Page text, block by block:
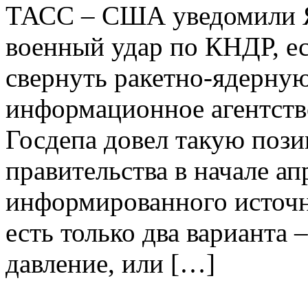
ТАСС – США уведомили
военный удар по КНДР,
свернуть ракетно-
информационное
Госдепа довел такую
правительства в начале
информированного
есть только два
давление, или […]